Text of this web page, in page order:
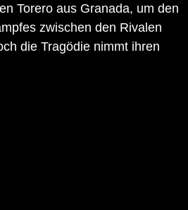
Torero aus Granada, um den
zwischen den Rivalen
die Tragödie nimmt ihren